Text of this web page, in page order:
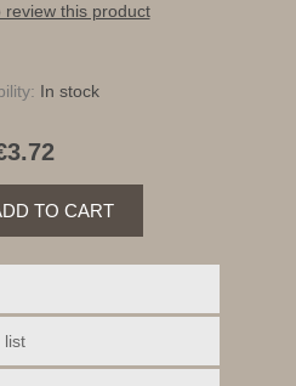
review this product
In stock
TO CART
list